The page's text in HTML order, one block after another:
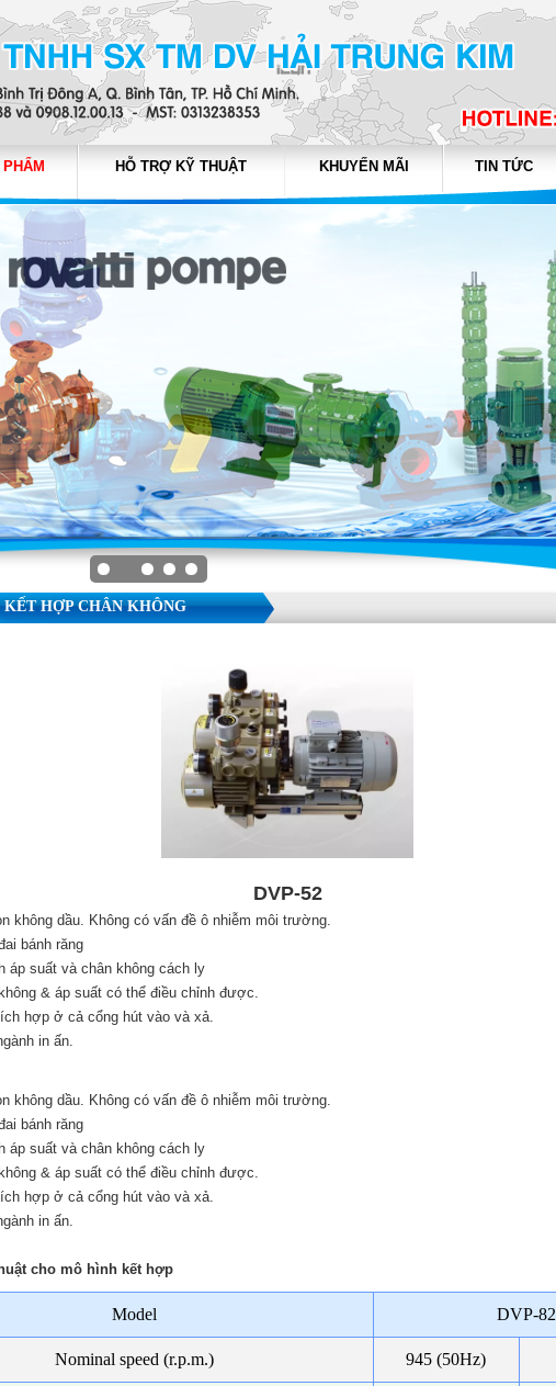
HỖ TRỢ KỸ THUẬT KHUYẾN MÃI TIN TỨC
HỢP CHÂN KHÔNG
DVP-52
không dầu. Không có vấn đề ô nhiễm môi trường.
bánh răng
áp suất và chân không cách ly
& áp suất có thể điều chỉnh được.
hợp ở cả cổng hút vào và xả.
in ấn.
không dầu. Không có vấn đề ô nhiễm môi trường.
bánh răng
áp suất và chân không cách ly
& áp suất có thể điều chỉnh được.
hợp ở cả cổng hút vào và xả.
in ấn.
cho mô hình kết hợp
Model DVP-82
Nominal speed (r.p.m.) 945 (50Hz)